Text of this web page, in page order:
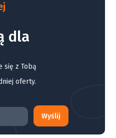
dla
się z Tobą
oferty.
Wyślij